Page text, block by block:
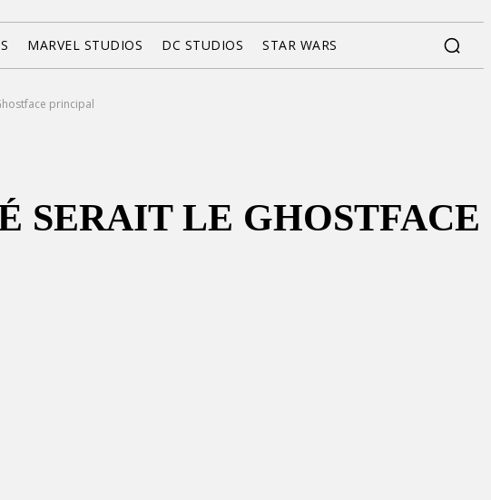
MARVEL STUDIOS DC STUDIOS STAR WARS
principal
SERAIT LE GHOSTFACE